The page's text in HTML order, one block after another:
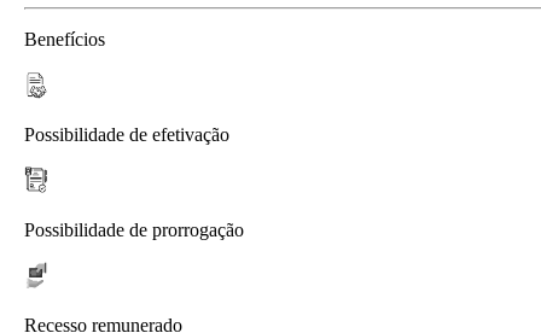
Benefícios
Possibilidade de efetivação
Possibilidade de prorrogação
Recesso remunerado